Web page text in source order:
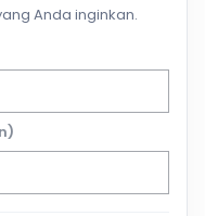
Anda inginkan.